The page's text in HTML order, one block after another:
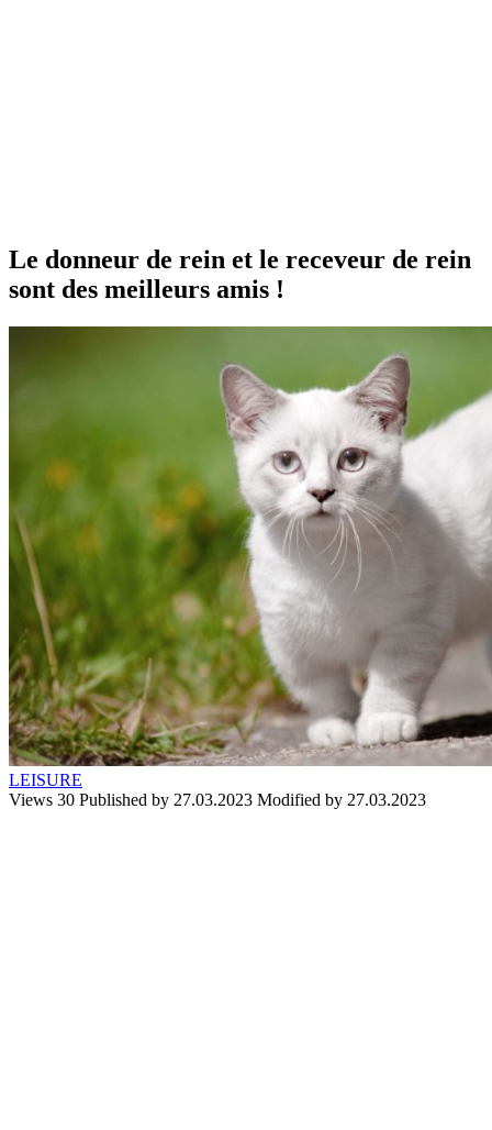
Le donneur de rein et le receveur de rein
sont des meilleurs amis !
LEISURE
Views 30 Published by 27.03.2023 Modified by 27.03.2023